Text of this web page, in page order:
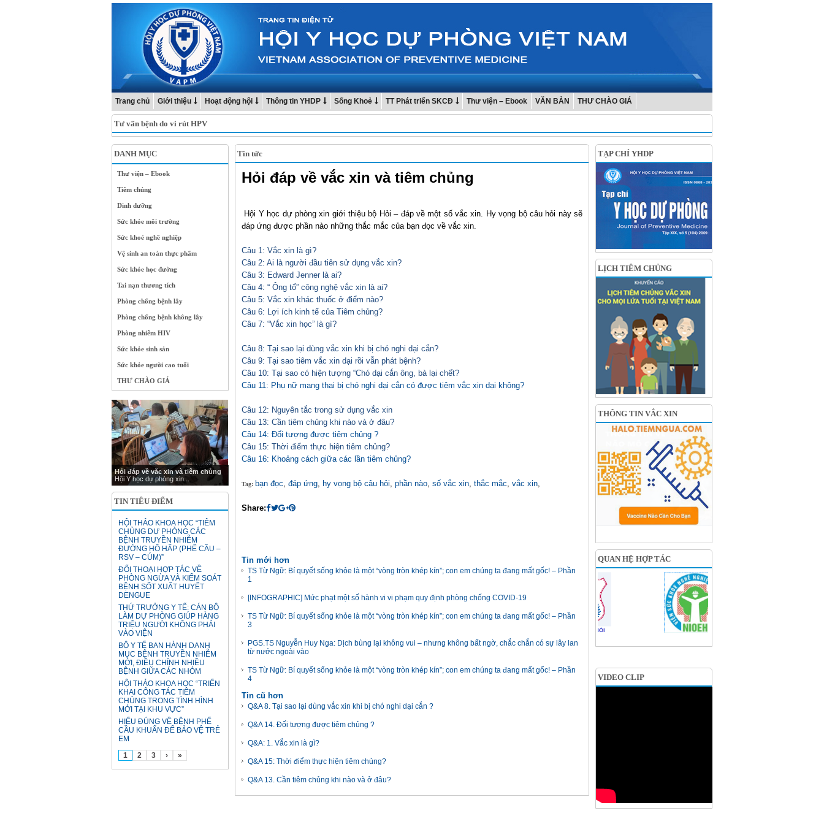
Trang chủ Giới thiệu Hoạt động hội Thông tin YHDP Sống Khoẻ TT Phát triển SKCĐ Thư viện – Ebook VĂN BẢN THƯ CHÀO GIÁ
Tư vấn bệnh do vi rút HPV
DANH MỤC
Thư viện – Ebook
Tiêm chủng
Dinh dưỡng
Sức khỏe môi trường
Sức khoẻ nghề nghiệp
Vệ sinh an toàn thực phẩm
Sức khỏe học đường
Tai nạn thương tích
Phòng chống bệnh lây
Phòng chống bệnh không lây
Phòng nhiễm HIV
Sức khỏe sinh sản
Sức khỏe người cao tuổi
THƯ CHÀO GIÁ
Hỏi đáp về vắc xin và tiêm chủng
Hội Y học dự phòng xin...
TIN TIÊU ĐIỂM
HỘI THẢO KHOA HỌC “TIÊM
CHỦNG DỰ PHÒNG CÁC
BỆNH TRUYỀN NHIỄM
ĐƯỜNG HÔ HẤP (PHẾ CẦU –
RSV – CÚM)”
ĐỐI THOẠI HỢP TÁC VỀ
PHÒNG NGỪA VÀ KIỂM SOÁT
BỆNH SỐT XUẤT HUYẾT
DENGUE
THỨ TRƯỞNG Y TẾ: CÁN BỘ
LÀM DỰ PHÒNG GIÚP HÀNG
TRIỆU NGƯỜI KHÔNG PHẢI
VÀO VIỆN
BỘ Y TẾ BAN HÀNH DANH
MỤC BỆNH TRUYỀN NHIỄM
MỚI, ĐIỀU CHỈNH NHIỀU
BỆNH GIỮA CÁC NHÓM
HỘI THẢO KHOA HỌC “TRIỂN
KHAI CÔNG TÁC TIÊM
CHỦNG TRONG TÌNH HÌNH
MỚI TẠI KHU VỰC”
HIỂU ĐÚNG VỀ BỆNH PHẾ
CẦU KHUẨN ĐỂ BẢO VỆ TRẺ
EM
1
2 3 › »
Tin tức
Hỏi đáp về vắc xin và tiêm chủng
Hội Y học dự phòng xin giới thiệu bộ Hỏi – đáp về một số vắc xin. Hy vọng bộ câu hỏi này sẽ
đáp ứng được phần nào những thắc mắc của bạn đọc về vắc xin.
Câu 1: Vắc xin là gì?
Câu 2: Ai là người đầu tiên sử dụng vắc xin?
Câu 3: Edward Jenner là ai?
Câu 4: “ Ông tổ” công nghệ vắc xin là ai?
Câu 5: Vắc xin khác thuốc ở điểm nào?
Câu 6: Lợi ích kinh tế của Tiêm chủng?
Câu 7: “Vắc xin học” là gì?
Câu 8: Tại sao lại dùng vắc xin khi bị chó nghi dại cắn?
Câu 9: Tại sao tiêm vắc xin dại rồi vẫn phát bệnh?
Câu 10: Tại sao có hiện tượng “Chó dại cắn ông, bà lại chết?
Câu 11: Phụ nữ mang thai bị chó nghi dại cắn có được tiêm vắc xin dại không?
Câu 12: Nguyên tắc trong sử dụng vắc xin
Câu 13: Cần tiêm chủng khi nào và ở đâu?
Câu 14: Đối tượng được tiêm chủng ?
Câu 15: Thời điểm thực hiện tiêm chủng?
Câu 16: Khoảng cách giữa các lần tiêm chủng?
Tag: bạn đọc, đáp ứng, hy vọng bộ câu hỏi, phần nào, số vắc xin, thắc mắc, vắc xin,
Share:
Tin mới hơn
TS Từ Ngữ: Bí quyết sống khỏe là một “vòng tròn khép kín”; con em chúng ta đang mất gốc! – Phần
1
[INFOGRAPHIC] Mức phạt một số hành vi vi phạm quy định phòng chống COVID-19
TS Từ Ngữ: Bí quyết sống khỏe là một “vòng tròn khép kín”; con em chúng ta đang mất gốc! – Phần
3
PGS.TS Nguyễn Huy Nga: Dịch bùng lại không vui – nhưng không bất ngờ, chắc chắn có sự lây lan
từ nước ngoài vào
TS Từ Ngữ: Bí quyết sống khỏe là một “vòng tròn khép kín”; con em chúng ta đang mất gốc! – Phần
4
Tin cũ hơn
Q&A 8. Tại sao lại dùng vắc xin khi bị chó nghi dại cắn ?
Q&A 14. Đối tượng được tiêm chủng ?
Q&A: 1. Vắc xin là gì?
Q&A 15: Thời điểm thực hiện tiêm chủng?
Q&A 13. Cần tiêm chủng khi nào và ở đâu?
TẠP CHÍ YHDP
LỊCH TIÊM CHỦNG
THÔNG TIN VẮC XIN
QUAN HỆ HỢP TÁC
VIDEO CLIP